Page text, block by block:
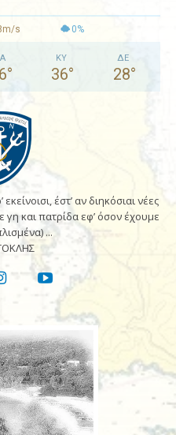
s 0%
°
ΚΥ
36°
ΔΕ
28°
έστ’ αν διηκόσιαι νέες
και πατρίδα εφ’ όσον έχουμε
...